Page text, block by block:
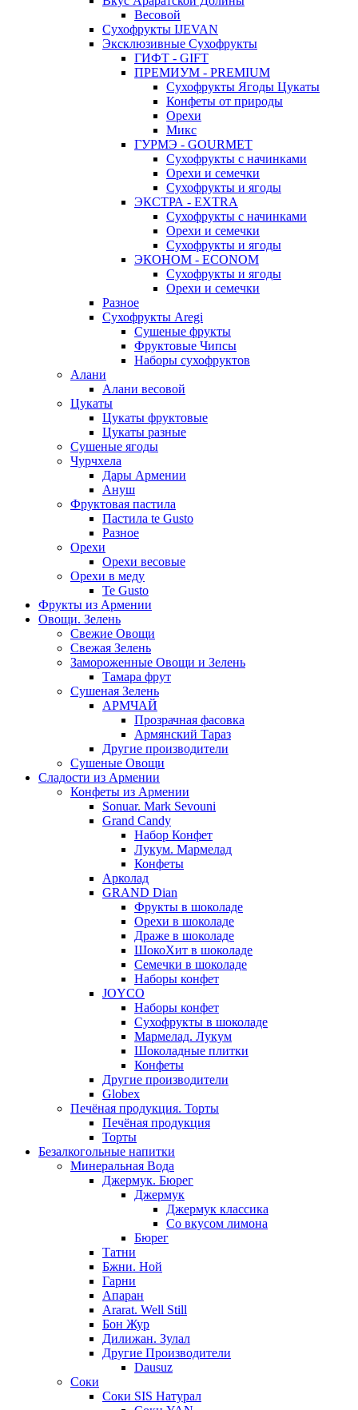
Весовой
Сухофрукты IJEVAN
Эксклюзивные Сухофрукты
ГИФТ - GIFT
ПРЕМИУМ - PREMIUM
Сухофрукты Ягоды Цукаты
Конфеты от природы
Орехи
Микс
ГУРМЭ - GOURMET
Сухофрукты с начинками
Орехи и семечки
Сухофрукты и ягоды
ЭКСТРА - EXTRA
Сухофрукты с начинками
Орехи и семечки
Сухофрукты и ягоды
ЭКОНОМ - ECONOM
Сухофрукты и ягоды
Орехи и семечки
Разное
Сухофрукты Aregi
Сушеные фрукты
Фруктовые Чипсы
Наборы сухофруктов
Алани
Алани весовой
Цукаты
Цукаты фруктовые
Цукаты разные
Сушеные ягоды
Чурчхела
Дары Армении
Ануш
Фруктовая пастила
Пастила te Gusto
Разное
Орехи
Орехи весовые
Орехи в меду
Te Gusto
Фрукты из Армении
Овощи. Зелень
Свежие Овощи
Свежая Зелень
Замороженные Овощи и Зелень
Тамара фрут
Сушеная Зелень
АРМЧАЙ
Прозрачная фасовка
Армянский Тараз
Другие производители
Сушеные Овощи
Сладости из Армении
Конфеты из Армении
Sonuar. Mark Sevouni
Grand Candy
Набор Конфет
Лукум. Мармелад
Конфеты
Арколад
GRAND Dian
Фрукты в шоколаде
Орехи в шоколаде
Драже в шоколаде
ШокоХит в шоколаде
Семечки в шоколаде
Наборы конфет
JOYCO
Наборы конфет
Сухофрукты в шоколаде
Мармелад. Лукум
Шоколадные плитки
Конфеты
Другие производители
Globex
Печёная продукция. Торты
Печёная продукция
Торты
Безалкогольные напитки
Минеральная Вода
Джермук. Бюрег
Джермук
Джермук классика
Со вкусом лимона
Бюрег
Татни
Бжни. Ной
Гарни
Апаран
Ararat. Well Still
Бон Жур
Дилижан. Зулал
Другие Производители
Dausuz
Соки
Соки SIS Натурал